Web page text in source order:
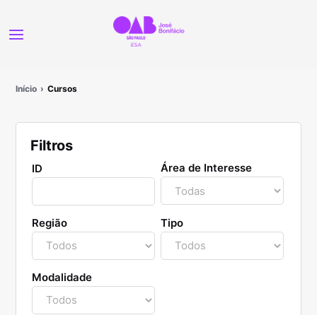
Início Cursos
Filtros
ID Área de Interesse
Região Tipo
Modalidade